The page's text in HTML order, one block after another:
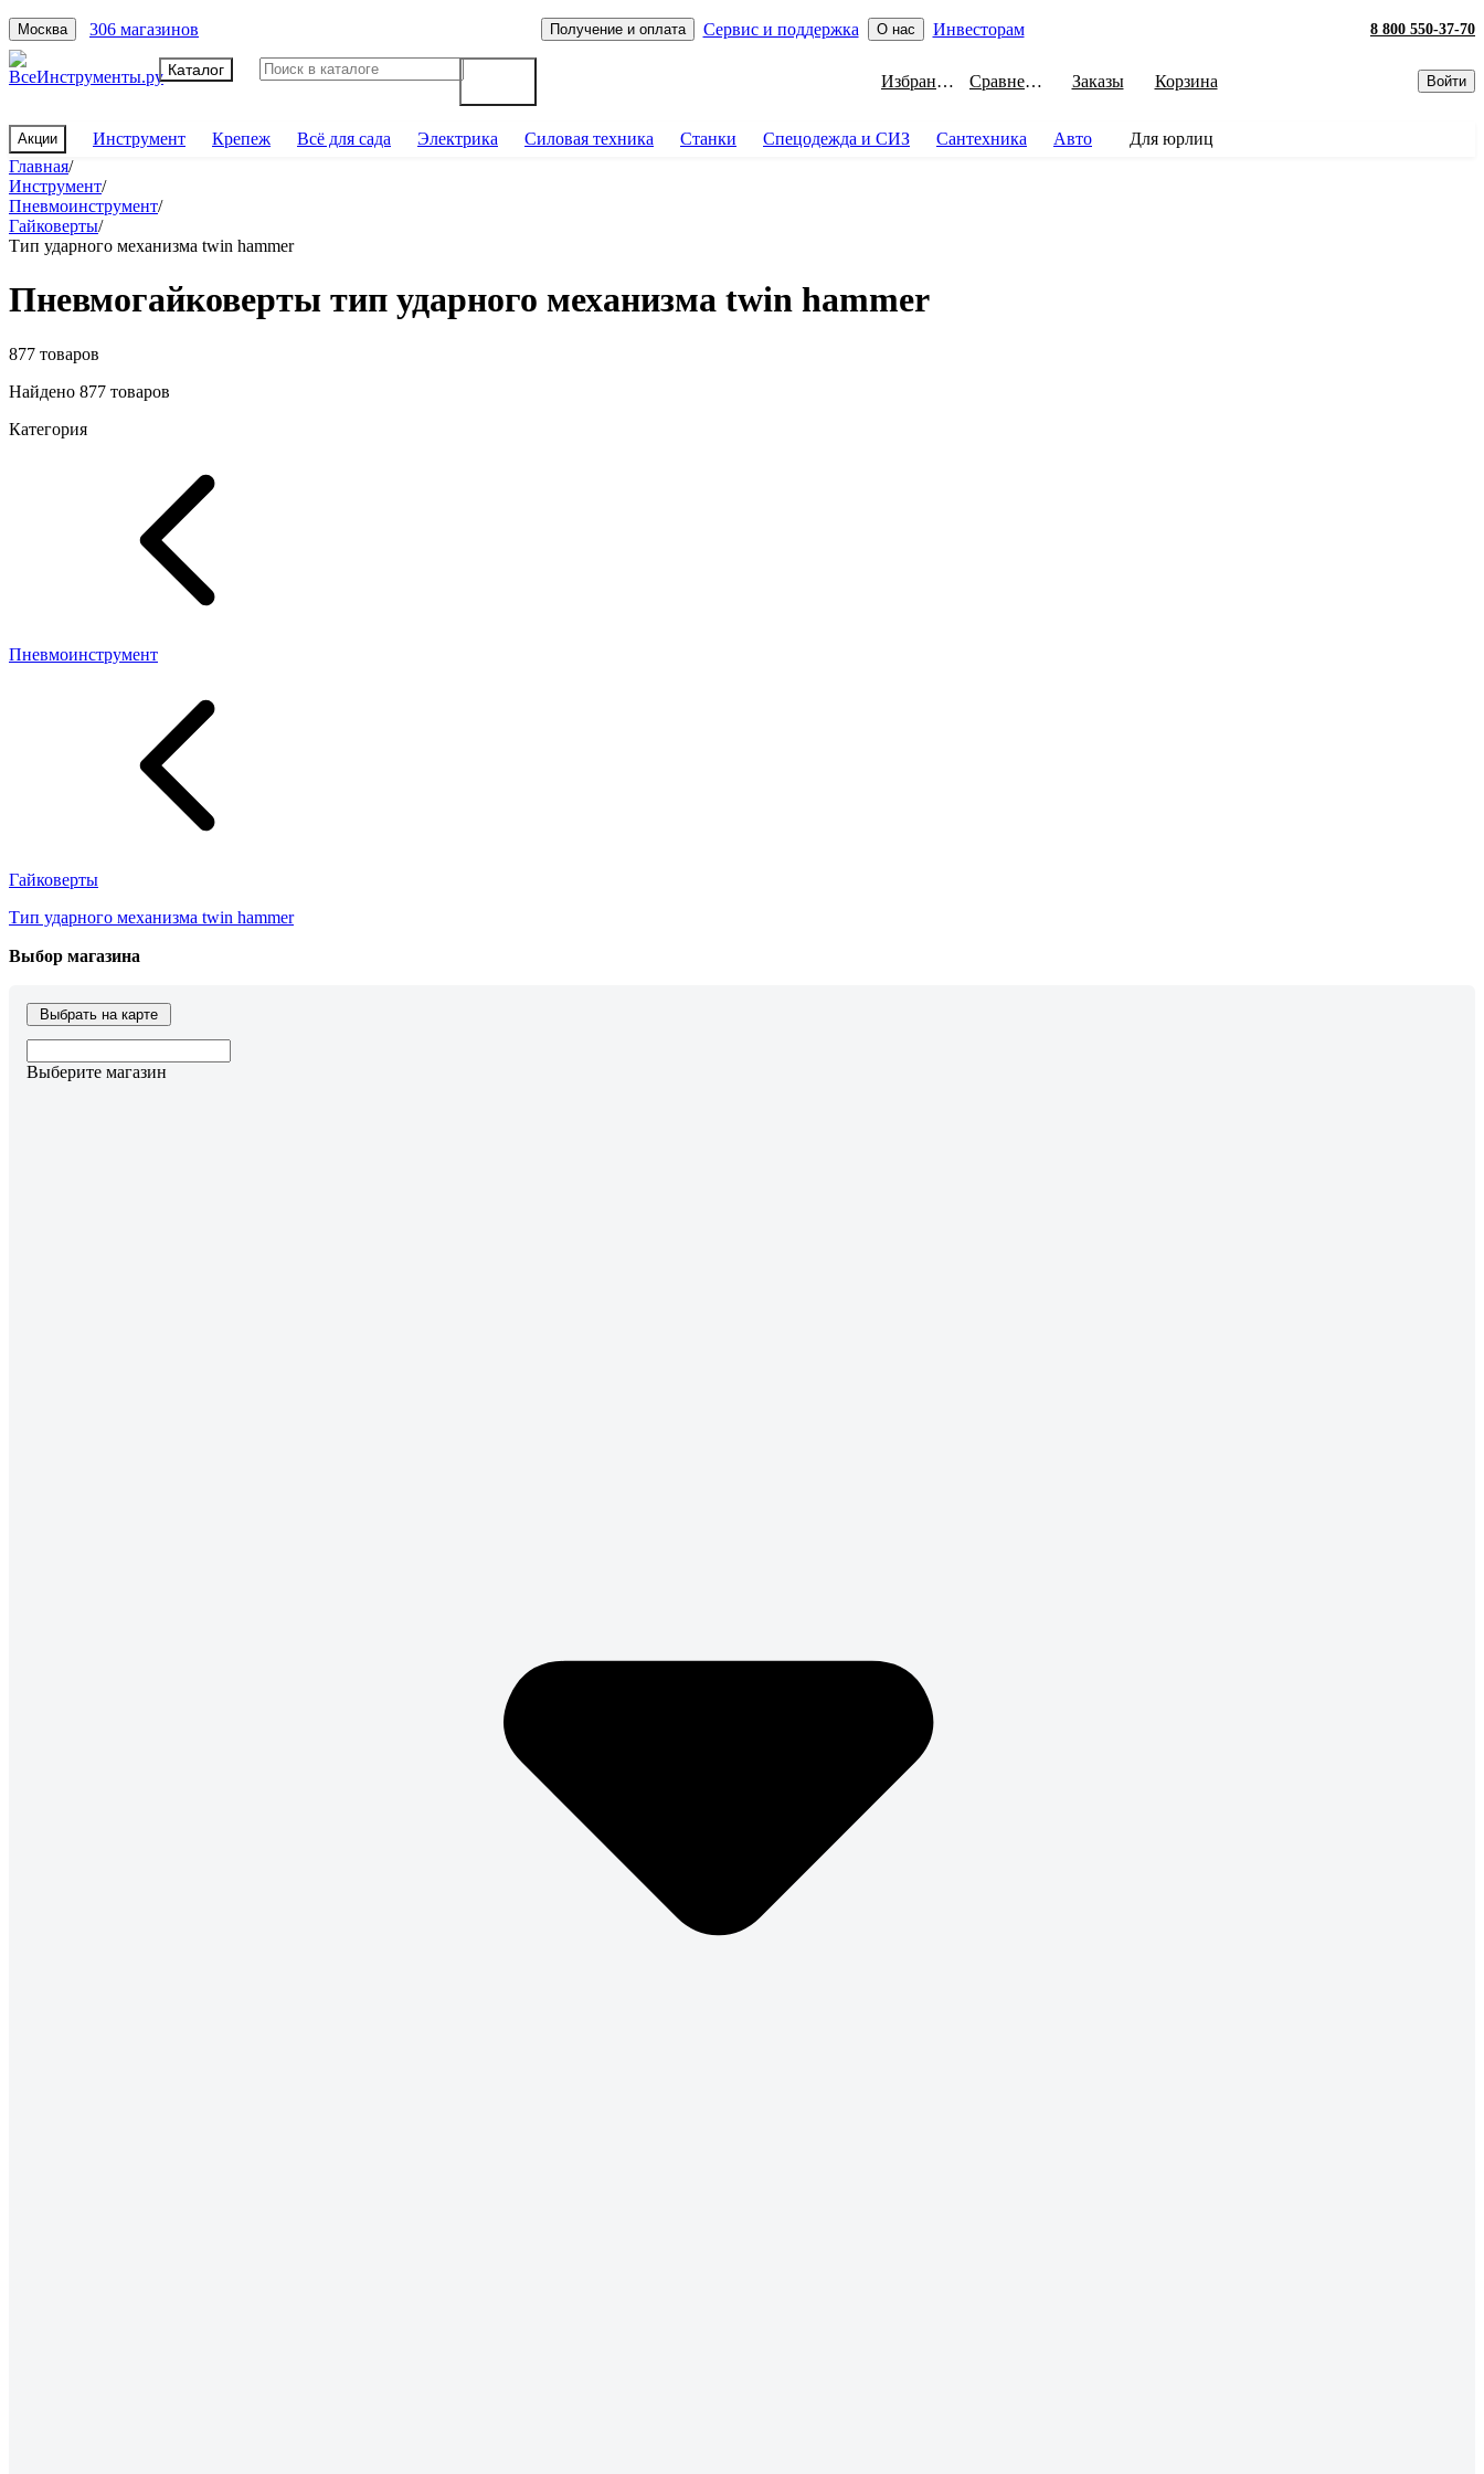
Москва 306 магазинов Получение и оплата Сервис и поддержка О нас Инвесторам 8 800 550-37-70
Каталог
Избранное Сравнение Заказы Корзина Войти
Акции Инструмент Крепеж Всё для сада Электрика Силовая техника Станки Спецодежда и СИЗ Сантехника Авто
Для юрлиц
Главная/
Инструмент/
Пневмоинструмент/
Гайковерты/
Тип ударного механизма twin hammer
Пневмогайковерты тип ударного механизма twin hammer
877 товаров
Найдено 877 товаров
Категория
Пневмоинструмент
Гайковерты
Тип ударного механизма twin hammer
Выбор магазина
Выбрать на карте
Выберите магазин